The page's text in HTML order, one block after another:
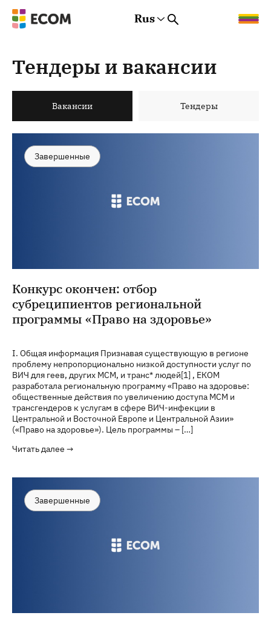
Rus
Тендеры и вакансии
Вакансии Тендеры
Завершенные
Конкурс окончен: отбор
субреципиентов региональной
программы «Право на здоровье»
I. Общая информация Признавая существующую в регионе
проблему непропорционально низкой доступности услуг по
ВИЧ для геев, других МСМ, и транс* людей[1] , ЕКОМ
разработала региональную программу «Право на здоровье:
общественные действия по увеличению доступа МСМ и
трансгендеров к услугам в сфере ВИЧ-инфекции в
Центральной и Восточной Европе и Центральной Азии»
(«Право на здоровье»). Цель программы – […]
Читать далее →
Завершенные